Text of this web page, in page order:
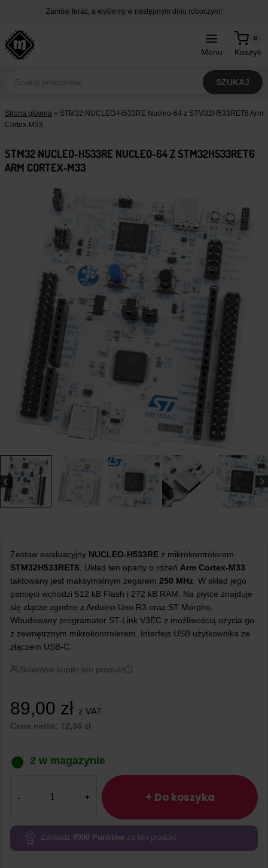
treści
Zamów teraz, a wyślemy w następnym dniu roboczym!
Menu Koszyk
0
produktów
SZUKAJ
Strona główna » STM32 NUCLEO-H533RE Nucleo-64 z STM32H533RET6 Arm
Cortex-M33
STM32 NUCLEO-H533RE NUCLEO-64 Z STM32H533RET6
ARM CORTEX-M33
Zestaw ewaluacyjny NUCLEO-H533RE z mikrokontrolerem
STM32H533RET6 . Układ ten oparty o rdzeń Arm Cortex-M33
taktowany jest maksymalnym zegarem 250 MHz . W skład jego
pamięci wchodzi 512 kB Flash i 272 kB RAM. Na płytce znajduje
się złącze zgodne z Arduino Uno R3 oraz ST Morpho.
Wbudowany programator ST-Link V3EC z możliwością użycia go
z zewnętrznym mikrokontrolerem. Interfejs USB użytkownika ze
złączem USB-C.
8klientów kupiło ten produkt
89,00 zł z VAT
Cena netto: 72,36 zł
2 w magazynie
Nucleo-
64
+ Do koszyka
Zdobądź 8900 Punktów za ten produkt.